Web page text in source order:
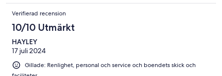
Verifierad recension
10/10 Utmärkt
HAYLEY
17 juli 2024
Gillade: Renlighet, personal och service och boendets skick och